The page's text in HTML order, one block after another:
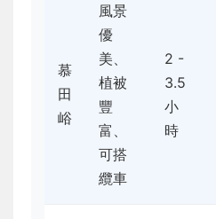
慕
田
峪
風景
優
美、
植被
豐
富、
可搭
纜車
2 -
3.5
小
時